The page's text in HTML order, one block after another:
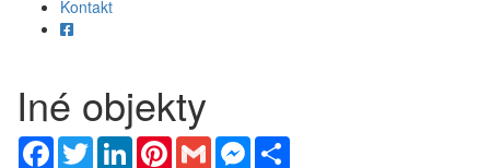
Kontakt
Iné objekty
Facebook
TwitterLinkedInPinterestGmail Messenger